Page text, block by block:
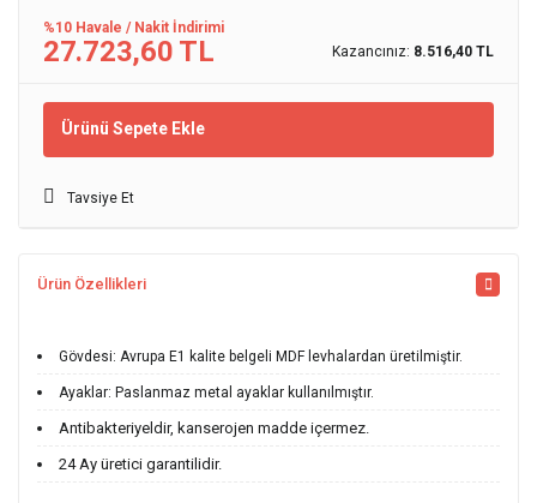
%10 Havale / Nakit İndirimi
27.723,60 TL Kazancınız: 8.516,40 TL
Ürünü Sepete Ekle
Tavsiye Et
Ürün Özellikleri
Gövdesi: Avrupa E1 kalite belgeli MDF levhalardan üretilmiştir.
Ayaklar: Paslanmaz metal ayaklar kullanılmıştır.
Antibakteriyeldir, kanserojen madde içermez.
24 Ay üretici garantilidir.